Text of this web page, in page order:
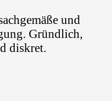
und
Gründlich,
diskret.